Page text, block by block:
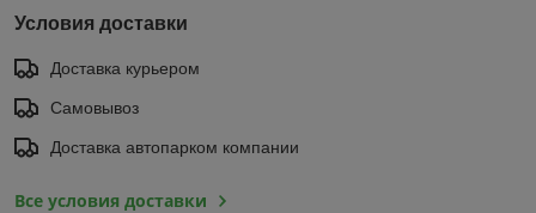
Условия доставки
Доставка курьером
Самовывоз
Доставка автопарком компании
Все условия доставки